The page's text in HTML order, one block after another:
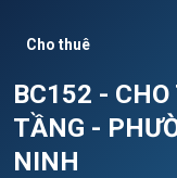
Cho thuê
BC152 -
TẦNG -
NINH